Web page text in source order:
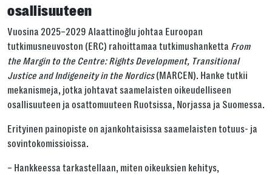
osallisuuteen
Vuosina 2025–2029 Alaattinoğlu johtaa Euroopan
tutkimusneuvoston (ERC) rahoittamaa tutkimushanketta From
the Margin to the Centre: Rights Development, Transitional
Justice and Indigeneity in the Nordics(MARCEN). Hanke tutkii
mekanismeja, jotka johtavat saamelaisten oikeudelliseen
osallisuuteen ja osattomuuteen Ruotsissa, Norjassa ja Suomessa.
Erityinen painopiste on ajankohtaisissa saamelaisten totuus- ja
sovintokomissioissa.
– Hankkeessa tarkastellaan, miten oikeuksien kehitys,